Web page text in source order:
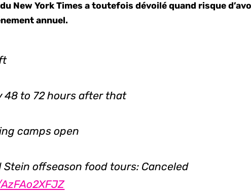
New York Times a toutefois dévoilé quand risque
annuel.
48 to 72 hours after that
camps open
Stein offseason food tours: Canceled